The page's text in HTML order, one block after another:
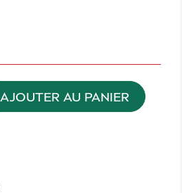
AJOUTER AU PANIER